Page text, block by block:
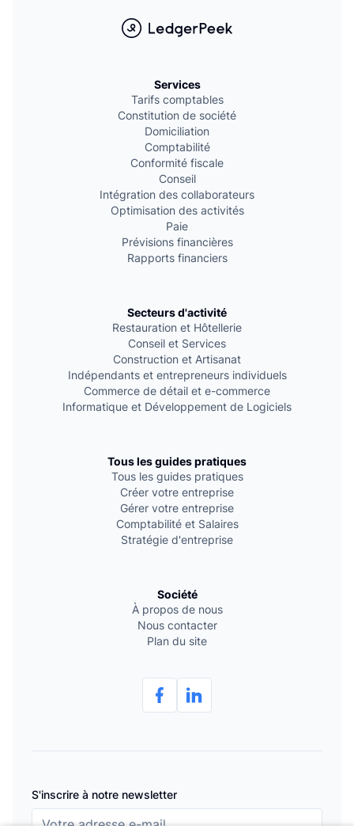
Services
Tarifs comptables
Constitution de société
Domiciliation
Comptabilité
Conformité fiscale
Conseil
Intégration des collaborateurs
Optimisation des activités
Paie
Prévisions financières
Rapports financiers
Secteurs d'activité
Restauration et Hôtellerie
Conseil et Services
Construction et Artisanat
Indépendants et entrepreneurs individuels
Commerce de détail et e-commerce
Informatique et Développement de Logiciels
Tous les guides pratiques
Tous les guides pratiques
Créer votre entreprise
Gérer votre entreprise
Comptabilité et Salaires
Stratégie d'entreprise
Société
À propos de nous
Nous contacter
Plan du site
S'inscrire à notre newsletter